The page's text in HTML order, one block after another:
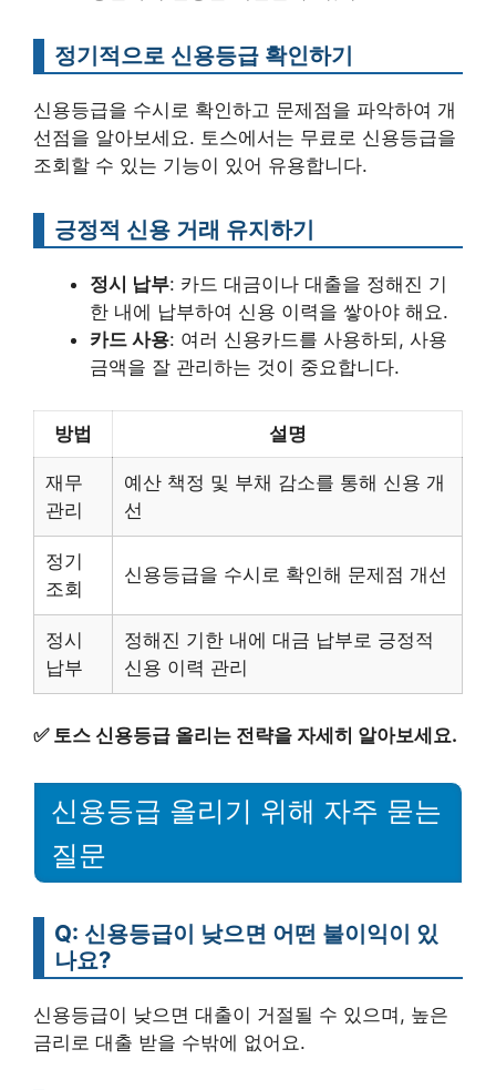
정기적으로 신용등급 확인하기
신용등급을 수시로 확인하고 문제점을 파악하여 개
선점을 알아보세요. 토스에서는 무료로 신용등급을
조회할 수 있는 기능이 있어 유용합니다.
긍정적 신용 거래 유지하기
정시 납부: 카드 대금이나 대출을 정해진 기
한 내에 납부하여 신용 이력을 쌓아야 해요.
카드 사용: 여러 신용카드를 사용하되, 사용
금액을 잘 관리하는 것이 중요합니다.
방법 설명
재무
관리
예산 책정 및 부채 감소를 통해 신용 개
선
정기
조회
신용등급을 수시로 확인해 문제점 개선
정시
납부
정해진 기한 내에 대금 납부로 긍정적
신용 이력 관리
✅ 토스 신용등급 올리는 전략을 자세히 알아보세요.
신용등급 올리기 위해 자주 묻는
질문
Q: 신용등급이 낮으면 어떤 불이익이 있
나요?
신용등급이 낮으면 대출이 거절될 수 있으며, 높은
금리로 대출 받을 수밖에 없어요.